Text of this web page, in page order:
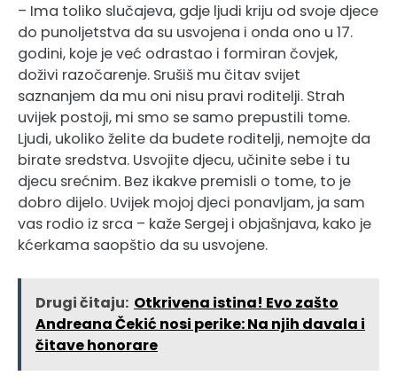
– Ima toliko slučajeva, gdje ljudi kriju od svoje djece
do punoljetstva da su usvojena i onda ono u 17.
godini, koje je već odrastao i formiran čovjek,
doživi razočarenje. Srušiš mu čitav svijet
saznanjem da mu oni nisu pravi roditelji. Strah
uvijek postoji, mi smo se samo prepustili tome.
Ljudi, ukoliko želite da budete roditelji, nemojte da
birate sredstva. Usvojite djecu, učinite sebe i tu
djecu srećnim. Bez ikakve premisli o tome, to je
dobro dijelo. Uvijek mojoj djeci ponavljam, ja sam
vas rodio iz srca – kaže Sergej i objašnjava, kako je
kćerkama saopštio da su usvojene.
Drugi čitaju: Otkrivena istina! Evo zašto
Andreana Čekić nosi perike: Na njih davala i
čitave honorare